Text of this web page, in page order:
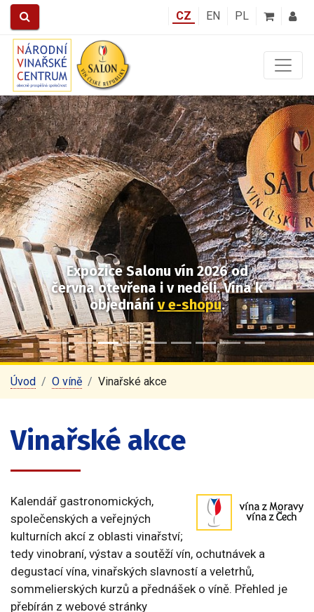
CZ EN PL
Expozice Salonu vín 2026od
června otevřena i v neděli.Vína k
objednání v e-shopu.
Předchozí Další
Úvod O víně Vinařské akce
Vinařské akce
Kalendář gastronomických,
společenských a veřejných
kulturních akcí z oblasti vinařství;
tedy vinobraní, výstav a soutěží vín, ochutnávek a
degustací vína, vinařských slavností a veletrhů,
sommelierských kurzů a přednášek o víně. Přehled je
přebírán z webové stránky